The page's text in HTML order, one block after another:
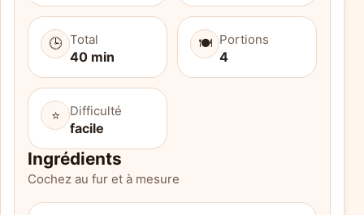
🕒 Total
40 min
🍽️ Portions
4
⭐ Difficulté
facile
Ingrédients
Cochez au fur et à mesure